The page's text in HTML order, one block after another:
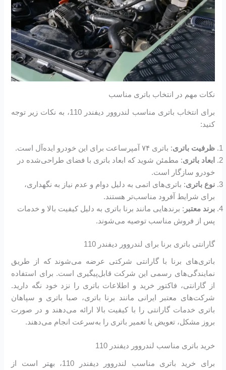
نکات مهم در انتخاب باتری مناسب
برای انتخاب باتری مناسب لندروور دیفندر 110، به نکات زیر توجه
کنید:
ظرفیت باتری: باتری ۷۴ آمپرساعت برای این خودرو ایده‌آل است.
ابعاد باتری: مطمئن شوید که ابعاد باتری با فضای طراحی‌شده در
خودرو سازگار است.
نوع باتری: باتری‌های اتمی به دلیل دوام و عدم نیاز به نگهداری،
برای شرایط آفرود مناسب‌تر هستند.
برند معتبر : برندهایی مانند برنا باتری به دلیل کیفیت بالا و خدمات
پس از فروش مناسب توصیه می‌شوند.
گارانتی باتری برنا برای لندروور دیفندر 110
باتری‌های برنا با گارانتی شرکتی عرضه می‌شوند که از طریق
نمایندگی‌های رسمی این شرکت قابل‌پیگیری است. برای استفاده
از گارانتی، فاکتور خرید و اطلاعات باتری را نزد خود نگه دارید.
شرکت‌های معتبر ایرانی مانند برنا باتری، صبا باتری و سپاهان
باتری خدمات گارانتی را با کیفیت بالا ارائه می‌دهند و در صورت
بروز مشکل، تعویض یا تعمیر باتری را به‌سرعت انجام می‌دهند.
خرید باتری مناسب لندروور دیفندر 110
برای خرید باتری مناسب لندروور دیفندر 110، بهتر است از